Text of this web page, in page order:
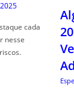
cada
nesse